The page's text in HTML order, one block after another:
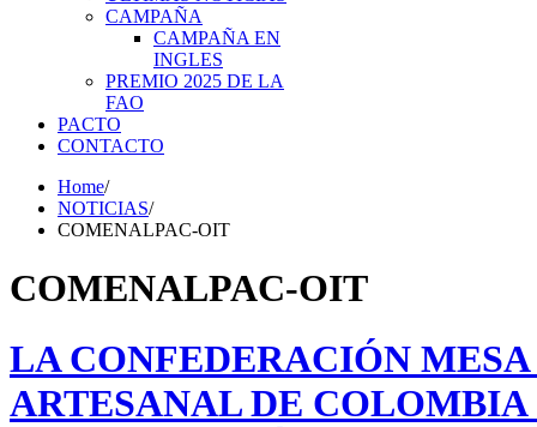
CAMPAÑA
CAMPAÑA EN
INGLES
PREMIO 2025 DE LA
FAO
PACTO
CONTACTO
Home/
NOTICIAS/
COMENALPAC-OIT
COMENALPAC-OIT
LA CONFEDERACIÓN
ARTESANAL DE